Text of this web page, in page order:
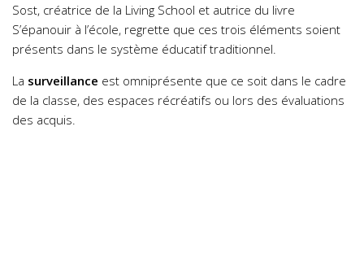
Sost, créatrice de la Living School et autrice du livre
S’épanouir à l’école, regrette que ces trois éléments soient
présents dans le système éducatif traditionnel.
La surveillance est omniprésente que ce soit dans le cadre
de la classe, des espaces récréatifs ou lors des évaluations
des acquis.